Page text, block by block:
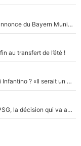
Scandale dans la vie privée de Michael Olise : L’annonce du Bayern Munich sur son enfant caché
au transfert de l’été !
Du PSG à la tête de la FIFA pour remplacer Gianni Infantino ? «Il serait un mauvais président», le patron de la Liga s'attaque à Nasser Al-Khelaïfi !
Bradley Barcola : Luis Enrique prêt à l’écarter au PSG, la décision qui va accélérer son transfert à Liverpool ?